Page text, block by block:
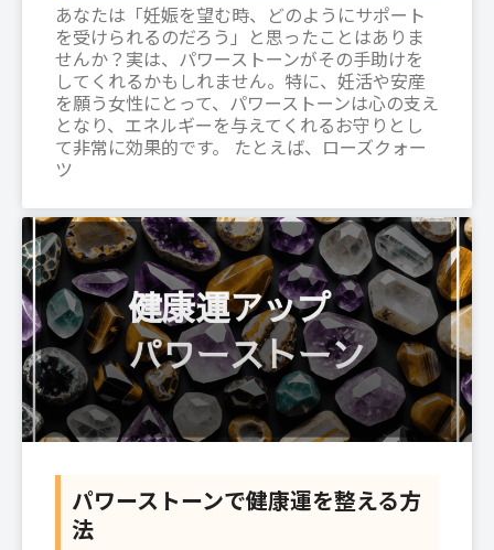
あなたは「妊娠を望む時、どのようにサポート
を受けられるのだろう」と思ったことはありま
せんか？実は、パワーストーンがその手助けを
してくれるかもしれません。特に、妊活や安産
を願う女性にとって、パワーストーンは心の支え
となり、エネルギーを与えてくれるお守りとし
て非常に効果的です。 たとえば、ローズクォー
ツ
パワーストーンで健康運を整える方
法